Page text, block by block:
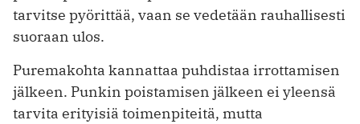
tarvitse pyörittää, vaan se vedetään rauhallisesti
suoraan ulos.
Puremakohta kannattaa puhdistaa irrottamisen
jälkeen. Punkin poistamisen jälkeen ei yleensä
tarvita erityisiä toimenpiteitä, mutta